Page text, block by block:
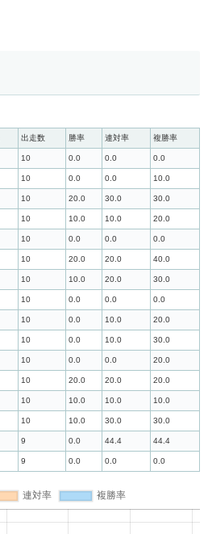
出走数 勝率 連対率 複勝率
10 0.0 0.0 0.0
10 0.0 0.0 10.0
10 20.0 30.0 30.0
10 10.0 10.0 20.0
10 0.0 0.0 0.0
10 20.0 20.0 40.0
10 10.0 20.0 30.0
10 0.0 0.0 0.0
10 0.0 10.0 20.0
10 0.0 10.0 30.0
10 0.0 0.0 20.0
10 20.0 20.0 20.0
10 10.0 10.0 10.0
10 10.0 30.0 30.0
9 0.0 44.4 44.4
9 0.0 0.0 0.0